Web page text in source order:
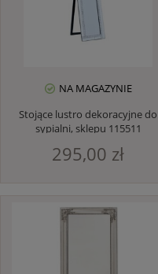
NA MAGAZYNIE
Stojące lustro dekoracyjne do
sypialni, sklepu 115511
295,00 zł